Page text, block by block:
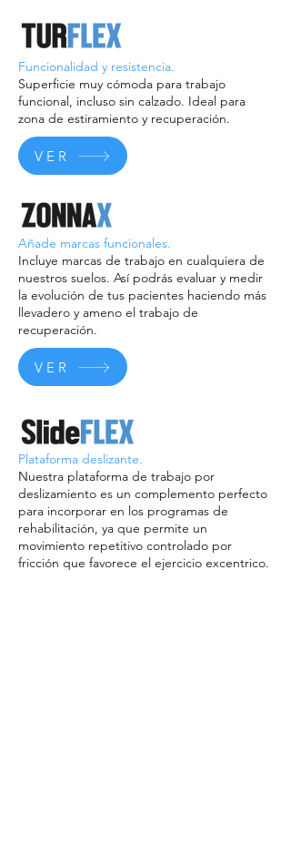
Funcionalidad y resistencia.
Superficie muy cómoda para trabajo
funcional, incluso sin calzado. Ideal para
zona de estiramiento y recuperación.
VER
Añade marcas funcionales.
Incluye marcas de trabajo en cualquiera de
nuestros suelos. Así podrás evaluar y medir
la evolución de tus pacientes haciendo más
llevadero y ameno el trabajo de
recuperación.
VER
Plataforma deslizante.
Nuestra plataforma de trabajo por
deslizamiento es un complemento perfecto
para incorporar en los programas de
rehabilitación, ya que permite un
movimiento repetitivo controlado por
fricción que favorece el ejercicio excentrico.